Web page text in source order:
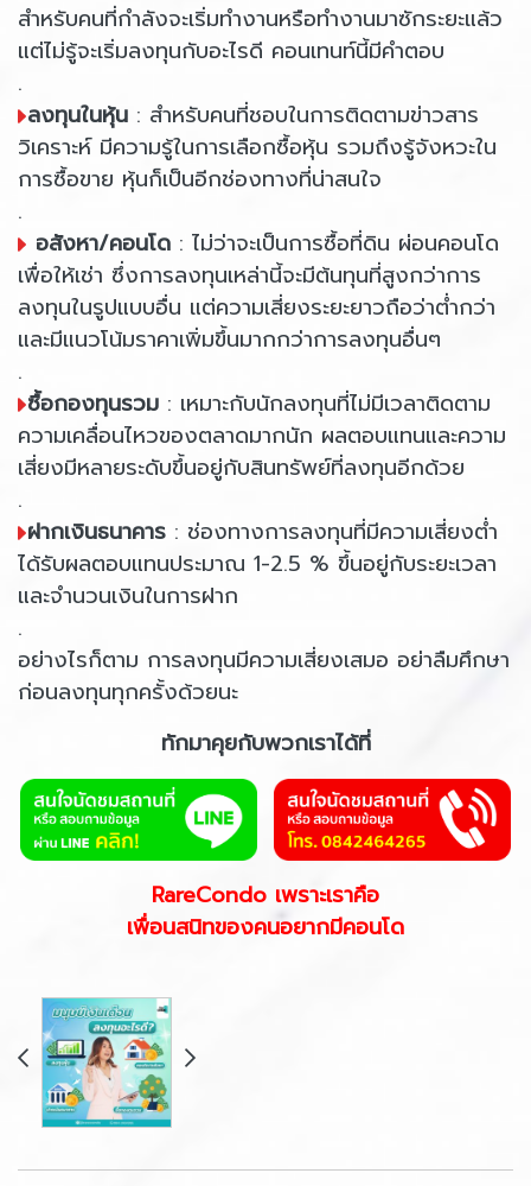
สำหรับคนที่กำลังจะเริ่มทำงานหรือทำงานมาซักระยะแล้ว
แต่ไม่รู้จะเริ่มลงทุนกับอะไรดี คอนเทนท์นี้มีคำตอบ
.
ลงทุนในหุ้น: สำหรับคนที่ชอบในการติดตามข่าวสาร
วิเคราะห์ มีความรู้ในการเลือกซื้อหุ้น รวมถึงรู้จังหวะใน
การซื้อขาย หุ้นก็เป็นอีกช่องทางที่น่าสนใจ
.
อสังหา/คอนโด: ไม่ว่าจะเป็นการซื้อที่ดิน ผ่อนคอนโด
เพื่อให้เช่า ซึ่งการลงทุนเหล่านี้จะมีต้นทุนที่สูงกว่าการ
ลงทุนในรูปแบบอื่น แต่ความเสี่ยงระยะยาวถือว่าต่ำกว่า
และมีแนวโน้มราคาเพิ่มขึ้นมากกว่าการลงทุนอื่นๆ
.
ซื้อกองทุนรวม: เหมาะกับนักลงทุนที่ไม่มีเวลาติดตาม
ความเคลื่อนไหวของตลาดมากนัก ผลตอบแทนและความ
เสี่ยงมีหลายระดับขึ้นอยู่กับสินทรัพย์ที่ลงทุนอีกด้วย
.
ฝากเงินธนาคาร: ช่องทางการลงทุนที่มีความเสี่ยงต่ำ
ได้รับผลตอบแทนประมาณ 1-2.5 % ขึ้นอยู่กับระยะเวลา
และจำนวนเงินในการฝาก
.
อย่างไรก็ตาม การลงทุนมีความเสี่ยงเสมอ อย่าลืมศึกษา
ก่อนลงทุนทุกครั้งด้วยนะ
ทักมาคุยกับพวกเราได้ที่
RareCondo เพราะเราคือ
เพื่อนสนิทของคนอยากมีคอนโด